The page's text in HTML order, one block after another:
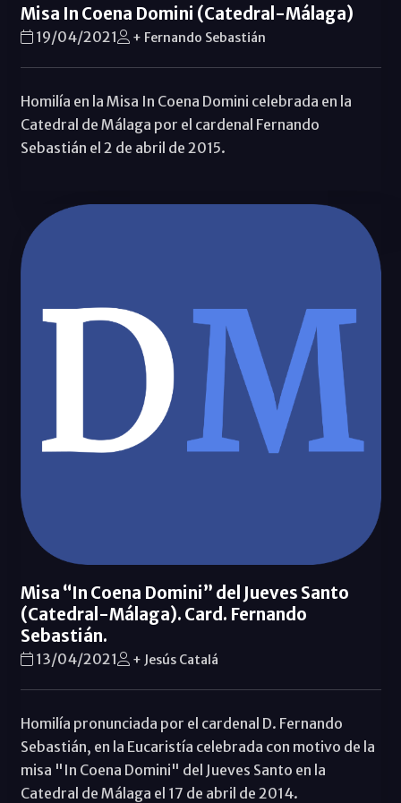
Misa In Coena Domini (Catedral-Málaga)
19/04/2021 + Fernando Sebastián
Homilía en la Misa In Coena Domini celebrada en la
Catedral de Málaga por el cardenal Fernando
Sebastián el 2 de abril de 2015.
Misa “In Coena Domini” del Jueves Santo
(Catedral-Málaga). Card. Fernando
Sebastián.
13/04/2021 + Jesús Catalá
Homilía pronunciada por el cardenal D. Fernando
Sebastián, en la Eucaristía celebrada con motivo de la
misa "In Coena Domini" del Jueves Santo en la
Catedral de Málaga el 17 de abril de 2014.